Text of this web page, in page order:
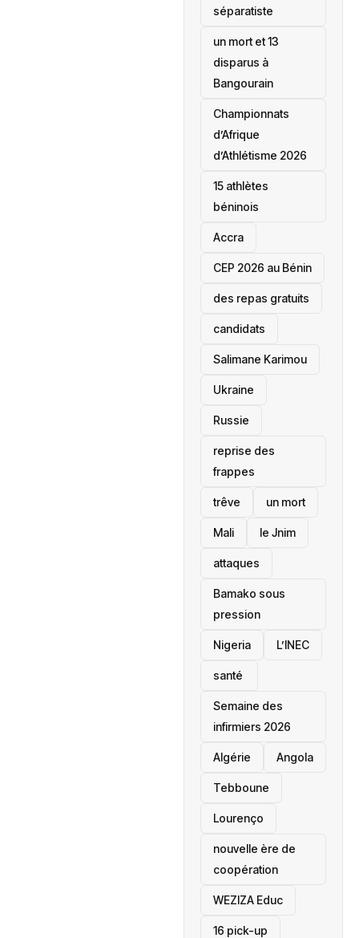
séparatiste
un mort et 13
disparus à
Bangourain
‎Championnats
d’Afrique
d’Athlétisme 2026
15 athlètes
béninois
Accra
‎CEP 2026 au Bénin
des repas gratuits
candidats
Salimane Karimou
Ukraine
Russie
reprise des
frappes
trêve un mort
Mali le Jnim
attaques
Bamako sous
pression
‎Nigeria L’INEC
santé ‎
Semaine des
infirmiers 2026
‎Algérie Angola
Tebboune
Lourenço
nouvelle ère de
coopération
‎WEZIZA Educ
16 pick-up